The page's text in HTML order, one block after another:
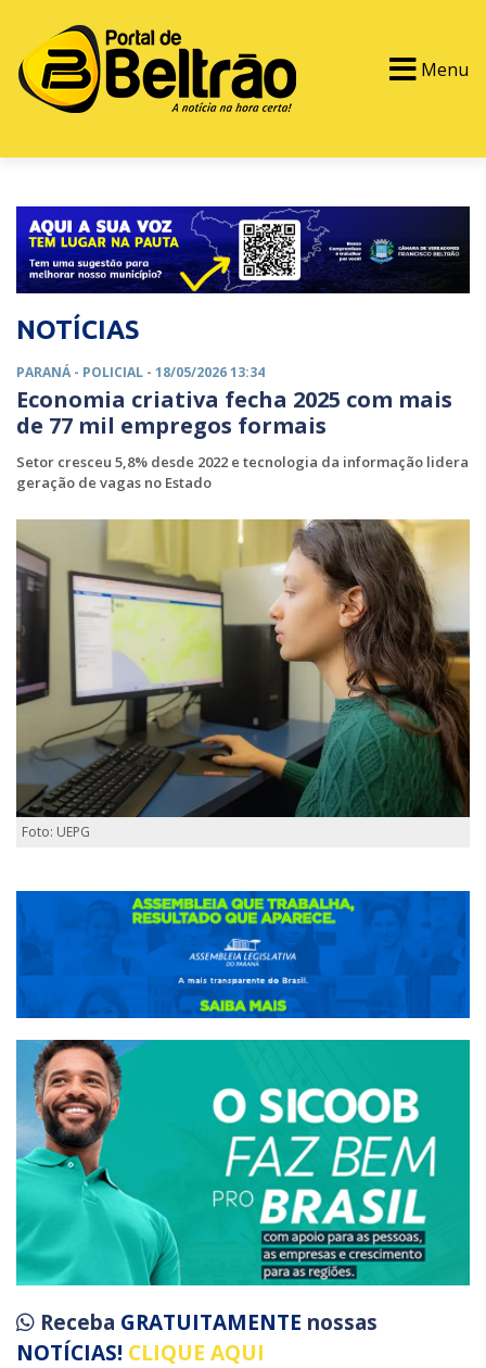
Menu
NOTÍCIAS
PARANÁ - POLICIAL - 18/05/2026 13:34
Economia criativa fecha 2025 com mais
de 77 mil empregos formais
Setor cresceu 5,8% desde 2022 e tecnologia da informação lidera
geração de vagas no Estado
Foto: UEPG
Receba GRATUITAMENTE nossas
NOTÍCIAS! CLIQUE AQUI